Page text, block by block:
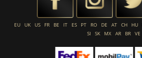
EU UK US FR BE IT ES PT RO DE AT CH HU
SI
SK MX AR BR VE